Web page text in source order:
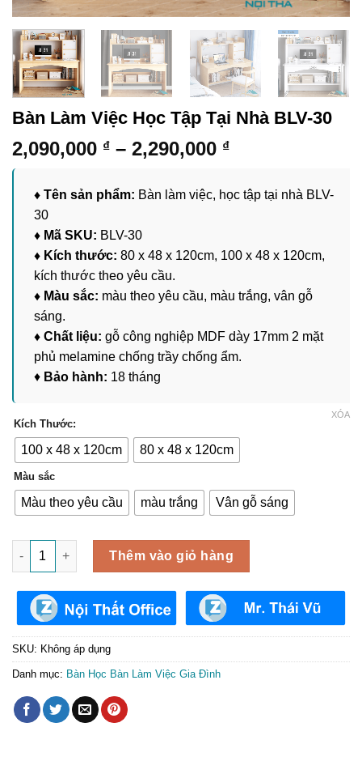
Bàn Làm Việc Học Tập Tại Nhà BLV-30
2,090,000 ₫ – 2,290,000 ₫Khoảng
từ
2,090,000 ₫
2,290,000 ₫
♦ Tên sản phẩm: Bàn làm việc, học tập tại nhà BLV-
30
♦ Mã SKU: BLV-30
♦ Kích thước: 80 x 48 x 120cm, 100 x 48 x 120cm,
kích thước theo yêu cầu.
♦ Màu sắc: màu theo yêu cầu, màu trắng, vân gỗ
sáng.
♦ Chất liệu: gỗ công nghiệp MDF dày 17mm 2 mặt
phủ melamine chống trầy chống ẩm.
♦ Bảo hành: 18 tháng
Kích Thước:
100 x 48 x 120cm 80 x 48 x 120cm
Màu sắc
Màu theo yêu cầu màu trắng Vân gỗ sáng
XÓA
Bàn Làm Việc Học Tập Tại Nhà BLV-30 số lượng
Thêm vào giỏ hàng
SKU: Không áp dụng
Danh mục: Bàn Học Bàn Làm Việc Gia Đình